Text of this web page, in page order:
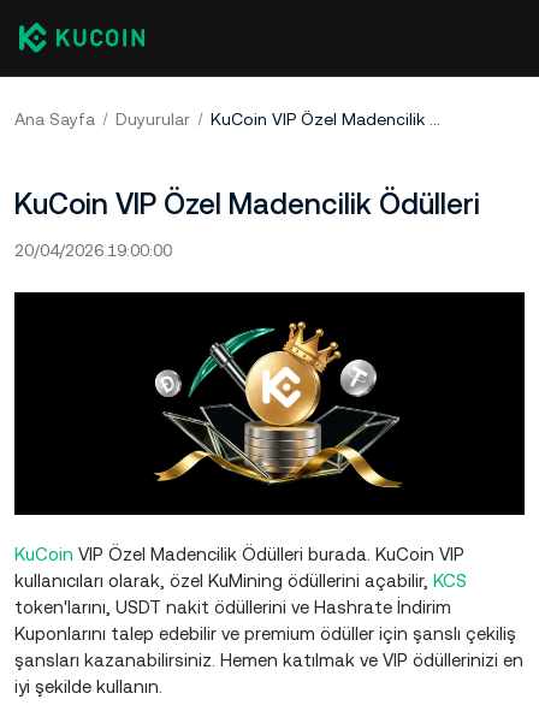
Ana Sayfa Duyurular KuCoin VIP Özel Madencilik Ödülleri
KuCoin VIP Özel Madencilik Ödülleri
20/04/2026 19:00:00
KuCoin VIP Özel Madencilik Ödülleri burada. KuCoin VIP
kullanıcıları olarak, özel KuMining ödüllerini açabilir, KCS
token'larını, USDT nakit ödüllerini ve Hashrate İndirim
Kuponlarını talep edebilir ve premium ödüller için şanslı çekiliş
şansları kazanabilirsiniz. Hemen katılmak ve VIP ödüllerinizi en
iyi şekilde kullanın.